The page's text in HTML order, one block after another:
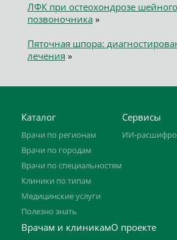
ЛФК при остеохондрозе
позвоночника»
Пяточная шпора:
лечения »
Каталог
Врачи по регионам
Врачи по городам
Врачи по специальностям
Клиники по типам
Медицинские услуги
Полезно знать
Сервисы
ИИ-
Врачам и клиникамО проекте